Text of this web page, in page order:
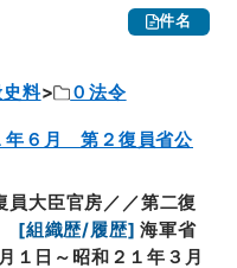
件名
料
０法令
６月 第２復員省公
員大臣官房／／第二復
[組織歴/履歴] 海軍省
１日～昭和２１年３月